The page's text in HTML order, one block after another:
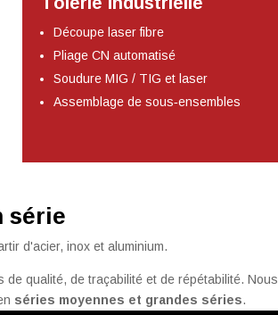
Découpe laser fibre
Pliage CN automatisé
Soudure MIG / TIG et laser
Assemblage de sous‑ensembles
série
d'acier, inox et aluminium.
de qualité, de traçabilité et de répétabilité. Nous
séries moyennes et grandes séries.